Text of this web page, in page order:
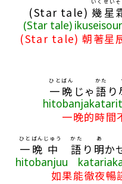
(Star tale) 幾 星
(Star tale)
(Star tale) 朝著星
一
ひと
晩
ばん
じゃ語
かた
り
一晚的時間
一
ひと
晩
ばん
中
じゅう
語
かた
り 明
あ
か
hitobanjuu
如果能徹夜